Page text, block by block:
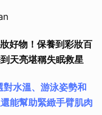
好物！保養到彩妝百
天亮堪稱失眠救星
水溫、游泳姿勢和
能幫助緊緻手臂肌肉